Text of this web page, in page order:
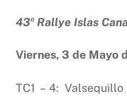
43º Rallye Islas
Viernes, 3 de Mayo
TC1 – 4: